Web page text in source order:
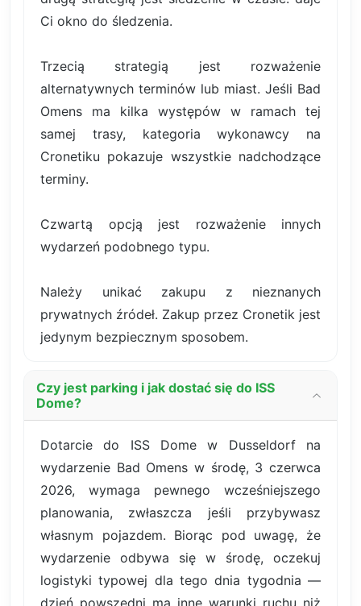
Ci okno do śledzenia.
Trzecią strategią jest rozważenie
alternatywnych terminów lub miast. Jeśli Bad
Omens ma kilka występów w ramach tej
samej trasy, kategoria wykonawcy na
Cronetiku pokazuje wszystkie nadchodzące
terminy.
Czwartą opcją jest rozważenie innych
wydarzeń podobnego typu.
Należy unikać zakupu z nieznanych
prywatnych źródeł. Zakup przez Cronetik jest
jedynym bezpiecznym sposobem.
Czy jest parking i jak dostać się do ISS
Dome?
Dotarcie do ISS Dome w Dusseldorf na
wydarzenie Bad Omens w środę, 3 czerwca
2026, wymaga pewnego wcześniejszego
planowania, zwłaszcza jeśli przybywasz
własnym pojazdem. Biorąc pod uwagę, że
wydarzenie odbywa się w środę, oczekuj
logistyki typowej dla tego dnia tygodnia —